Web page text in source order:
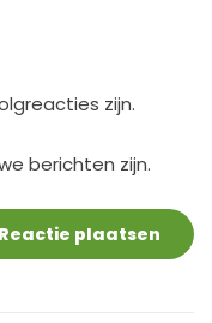
zijn.
berichten zijn.